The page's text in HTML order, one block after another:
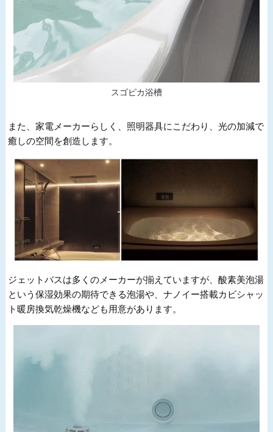
スゴピカ浴槽
また、家電メーカーらしく、照明器具にこだわり、光の加減で
癒しの空間を創造します。
ジェットバスは多くのメーカーが揃えていますが、酸素美泡湯
という保湿効果の期待できる泡湯や、ナノイー搭載カビシャッ
ト暖房換気乾燥機なども用意があります。